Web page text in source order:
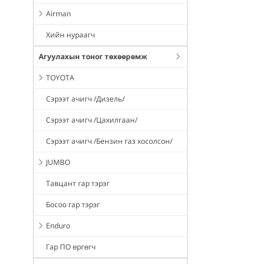
Airman
Хийн нураагч
Агуулахын тоног төхөөрөмж
TOYOTA
Сэрээт ачигч /Дизель/
Сэрээт ачигч /Цахилгаан/
Сэрээт ачигч /Бензин газ хосолсон/
JUMBO
Тавцант гар тэрэг
Босоо гар тэрэг
Enduro
Гар ПО өргөгч